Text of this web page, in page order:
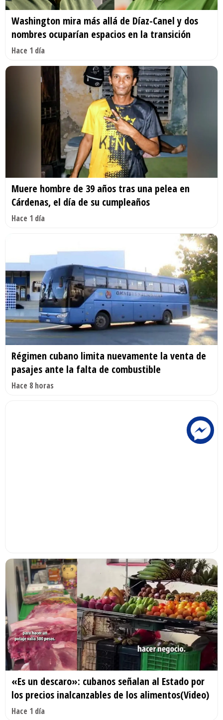
Washington mira más allá de Díaz-Canel y dos
nombres ocuparían espacios en la transición
Hace 1 día
Muere hombre de 39 años tras una pelea en
Cárdenas, el día de su cumpleaños
Hace 1 día
Régimen cubano limita nuevamente la venta de
pasajes ante la falta de combustible
Hace 8 horas
«Es un descaro»: cubanos señalan al Estado por
los precios inalcanzables de los alimentos(Video)
Hace 1 día